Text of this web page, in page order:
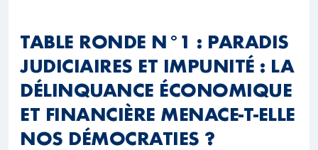
TABLE RONDE N°1 : PARADIS
JUDICIAIRES ET IMPUNITÉ : LA
DÉLINQUANCE ÉCONOMIQUE
ET FINANCIÈRE MENACE-T-ELLE
NOS DÉMOCRATIES ?